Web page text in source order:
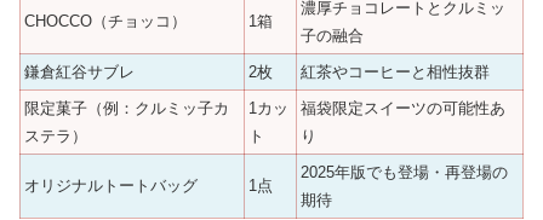
CHOCCO（チョッコ） 1箱
濃厚チョコレートとクルミッ
子の融合
鎌倉紅谷サブレ
2枚
紅茶やコーヒーと相性抜群
限定菓子（例：クルミッ子カ
ステラ）
1カッ
ト
福袋限定スイーツの可能性あ
り
オリジナルトートバッグ 1点
2025年版でも登場・再登場の
期待